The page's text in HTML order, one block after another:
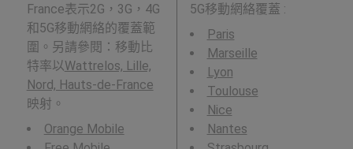
France表示2G，3G，4G
和5G移動網絡的覆蓋範
圍。另請參閱：移動比
特率以Wattrelos, Lille,
Nord, Hauts-de-France
映射。
Orange Mobile
5G移動網絡覆蓋 :
Paris
Marseille
Lyon
Toulouse
Nice
Nantes